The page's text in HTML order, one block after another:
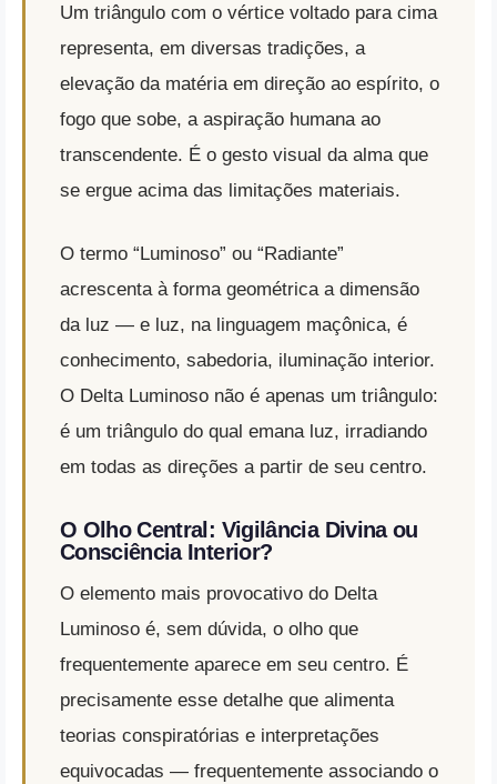
Um triângulo com o vértice voltado para cima
representa, em diversas tradições, a
elevação da matéria em direção ao espírito, o
fogo que sobe, a aspiração humana ao
transcendente. É o gesto visual da alma que
se ergue acima das limitações materiais.
O termo “Luminoso” ou “Radiante”
acrescenta à forma geométrica a dimensão
da luz — e luz, na linguagem maçônica, é
conhecimento, sabedoria, iluminação interior.
O Delta Luminoso não é apenas um triângulo:
é um triângulo do qual emana luz, irradiando
em todas as direções a partir de seu centro.
O Olho Central: Vigilância Divina ou
Consciência Interior?
O elemento mais provocativo do Delta
Luminoso é, sem dúvida, o olho que
frequentemente aparece em seu centro. É
precisamente esse detalhe que alimenta
teorias conspiratórias e interpretações
equivocadas — frequentemente associando o